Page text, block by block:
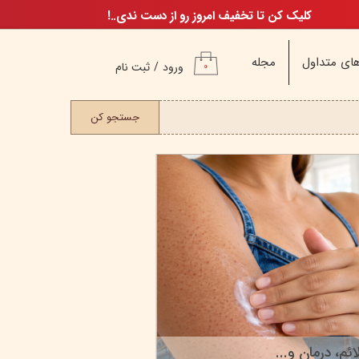
متداول مجله ورود / ثبت نام
تغییر گذر واژه
سفارشات
کاربری
۰
جستجو کن
کلیک کن تا تخفیف امروز رو از دست ندی..!
درمان و...